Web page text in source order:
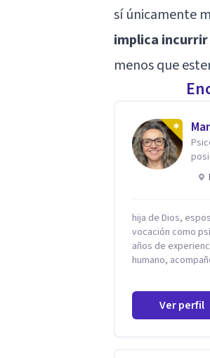
sí únicamente
implica
menos que
hija de Dios,
vocación como
años de
humano,
mismas. Creo
hecha de
emocional,
Ver perfil